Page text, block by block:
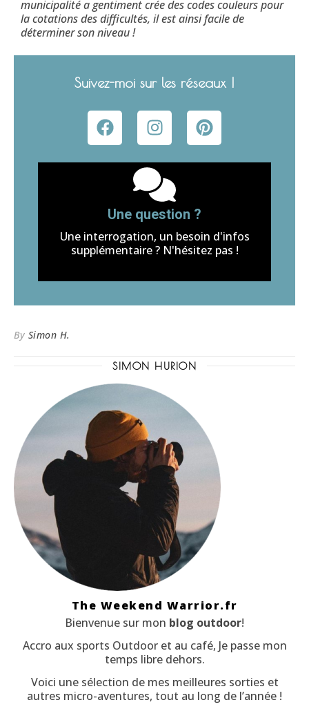
municipalité a gentiment crée des codes couleurs pour
la cotations des difficultés, il est ainsi facile de
déterminer son niveau !
Suivez-moi sur les réseaux !
Une question ?
Une interrogation, un besoin d'infos
supplémentaire ? N'hésitez pas !
By Simon H.
SIMON HURION
The Weekend Warrior.fr
Bienvenue sur mon blog outdoor!
Accro aux sports Outdoor et au café, Je passe mon
temps libre dehors.
Voici une sélection de mes meilleures sorties et
autres micro-aventures, tout au long de l’année !